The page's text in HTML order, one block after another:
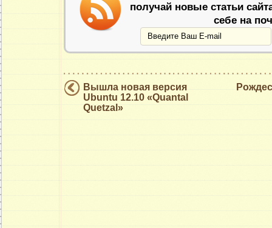
получай новые статьи
себе на
Вышла новая версия
Ubuntu 12.10 «Quantal
Quetzal»